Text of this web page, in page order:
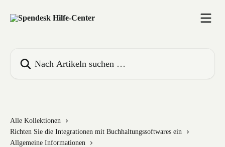
Alle Kollektionen
Richten Sie die Integrationen mit Buchhaltungssoftwares ein
Allgemeine Informationen